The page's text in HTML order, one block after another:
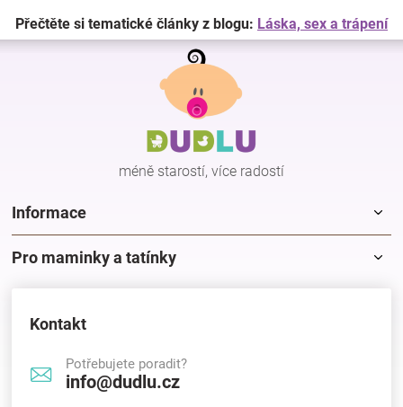
Přečtěte si tematické články z blogu: Láska, sex a trápení
Z
méně starostí, více radostí
Informace
Pro maminky a tatínky
Kontakt
Potřebujete poradit?
info@dudlu.cz